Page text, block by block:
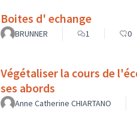
Boites d' echange
BRUNNER 1 0
Végétaliser la cours de
ses abords
Anne Catherine CHIARTANO